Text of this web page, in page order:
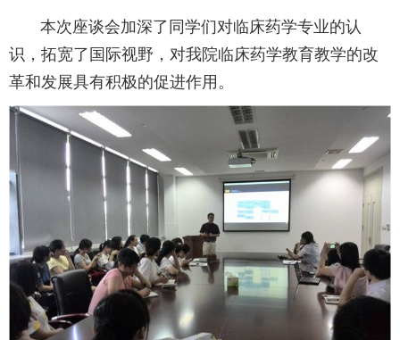
本次座谈会加深了同学们对临床药学专业的认
识，拓宽了国际视野，对我院临床药学教育教学的改
革和发展具有积极的促进作用。